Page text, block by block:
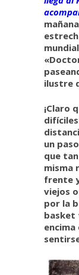
ilustre
¡Claro
un
que
misma
frente
viejos
por la
basket
encima